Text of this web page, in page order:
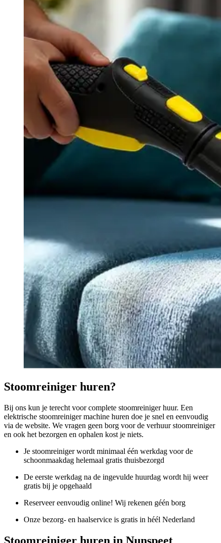
Stoomreiniger huren?
Bij ons kun je terecht voor complete stoomreiniger huur. Een
elektrische stoomreiniger machine huren doe je snel en eenvoudig
via de website. We vragen geen borg voor de verhuur stoomreiniger
en ook het bezorgen en ophalen kost je niets.
Je stoomreiniger wordt minimaal één werkdag voor de
schoonmaakdag helemaal gratis thuisbezorgd
De eerste werkdag na de ingevulde huurdag wordt hij weer
gratis bij je opgehaald
Reserveer eenvoudig online! Wij rekenen géén borg
Onze bezorg- en haalservice is gratis in héél Nederland
Stoomreiniger huren in Nunspeet